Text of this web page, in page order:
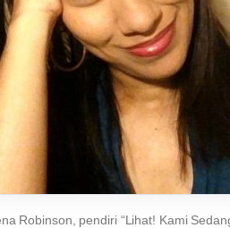
Robinson, pendiri “Lihat! Kami